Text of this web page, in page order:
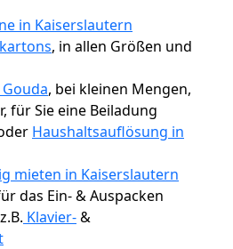
in Kaiserslautern
, in allen Größen und
, bei kleinen Mengen,
für Sie eine Beiladung
Haushaltsauflösung in
mieten in Kaiserslautern
das Ein- & Auspacken
Klavier-&